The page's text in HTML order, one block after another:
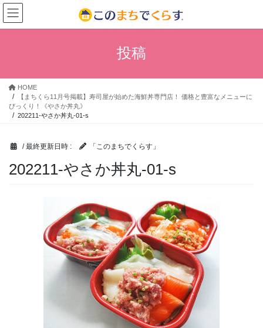
コ
ン
テ
ス
ナ
ビ
ゲ
ン
投稿
HOME
【まちくら11月号掲載】寿司屋が始めた海鮮丼専門店！ 価格と豊富なメニューに
びっくり！《やさか丼丸》
202211-やさか丼丸-01-s
/ 最終更新日時 : 「このまちでくらす」
202211-やさか丼丸-01-s